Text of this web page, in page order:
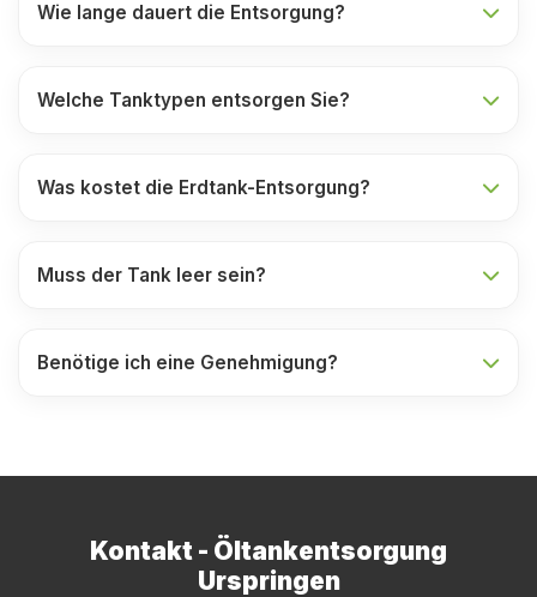
Wie lange dauert die Entsorgung?
Welche Tanktypen entsorgen Sie?
Was kostet die Erdtank-Entsorgung?
Muss der Tank leer sein?
Benötige ich eine Genehmigung?
Kontakt - Öltankentsorgung
Urspringen